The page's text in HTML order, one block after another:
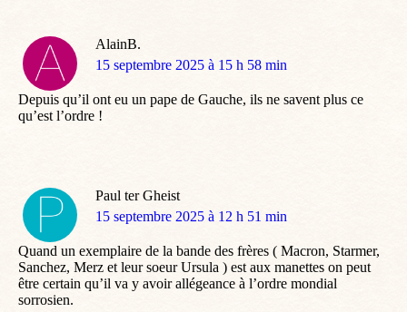
AlainB.
dit
15 septembre 2025 à 15 h 58 min
Depuis qu’il ont eu un pape de Gauche, ils ne savent plus ce
qu’est l’ordre !
Paul ter Gheist
dit
15 septembre 2025 à 12 h 51 min
Quand un exemplaire de la bande des frères ( Macron, Starmer,
Sanchez, Merz et leur soeur Ursula ) est aux manettes on peut
être certain qu’il va y avoir allégeance à l’ordre mondial
sorrosien.